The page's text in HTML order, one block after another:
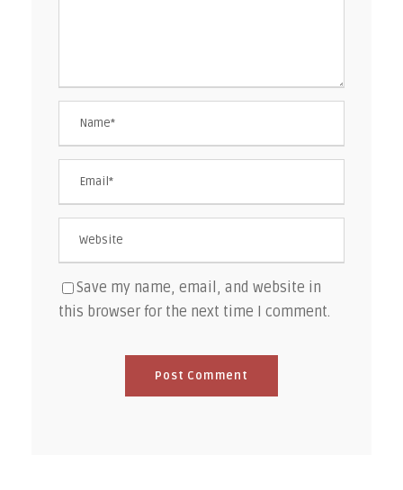
Save my name, email, and website in
this browser for the next time I comment.